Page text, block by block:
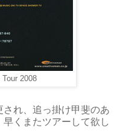
Tour 2008
れ、追っ掛け甲斐のあ
くまたツアーして欲し